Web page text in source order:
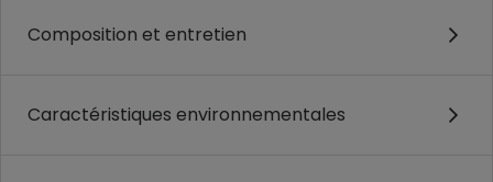
Composition et entretien
Caractéristiques environnementales